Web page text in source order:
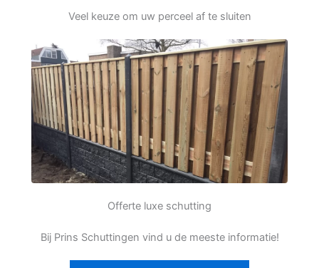
Veel keuze om uw perceel af te sluiten
Offerte luxe schutting
Bij Prins Schuttingen vind u de meeste informatie!